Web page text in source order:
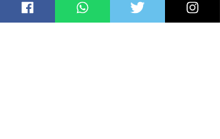
2. O que te move na arte?